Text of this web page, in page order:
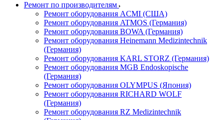
Ремонт по производителям
Ремонт оборудования ACMI (США)
Ремонт оборудования ATMOS (Германия)
Ремонт оборудования BOWA (Германия)
Ремонт оборудования Heinemann Medizintechnik
(Германия)
Ремонт оборудования KARL STORZ (Германия)
Ремонт оборудования MGB Endoskopische
(Германия)
Ремонт оборудования OLYMPUS (Япония)
Ремонт оборудования RICHARD WOLF
(Германия)
Ремонт оборудования RZ Medizintechnik